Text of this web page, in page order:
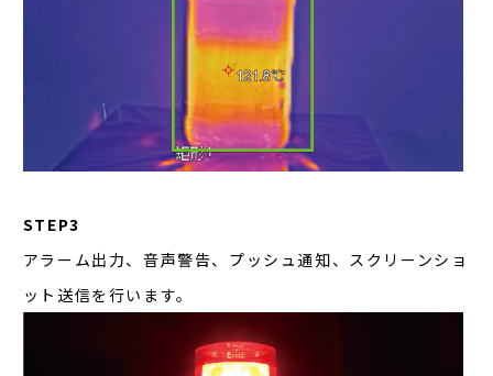
STEP3
アラーム出力、音声警告、プッシュ通知、スクリーンショ
ット送信を行います。